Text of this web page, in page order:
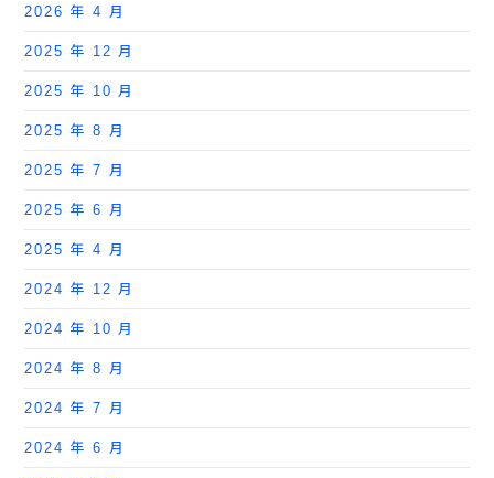
2026 年 4 月
2025 年 12 月
2025 年 10 月
2025 年 8 月
2025 年 7 月
2025 年 6 月
2025 年 4 月
2024 年 12 月
2024 年 10 月
2024 年 8 月
2024 年 7 月
2024 年 6 月